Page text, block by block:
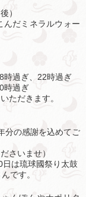
）
んだミネラルウォー
過ぎ、22時過ぎ
時過ぎ
ただきます。
分の感謝を込めてご
さいませ）
は琉球國祭り太鼓
です。